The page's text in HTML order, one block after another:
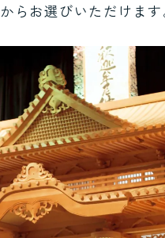
らお選びいただけます